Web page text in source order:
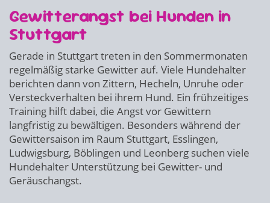
Gewitterangst bei Hunden in
Stuttgart
Gerade in Stuttgart treten in den Sommermonaten
regelmäßig starke Gewitter auf. Viele Hundehalter
berichten dann von Zittern, Hecheln, Unruhe oder
Versteckverhalten bei ihrem Hund. Ein frühzeitiges
Training hilft dabei, die Angst vor Gewittern
langfristig zu bewältigen. Besonders während der
Gewittersaison im Raum Stuttgart, Esslingen,
Ludwigsburg, Böblingen und Leonberg suchen viele
Hundehalter Unterstützung bei Gewitter- und
Geräuschangst.